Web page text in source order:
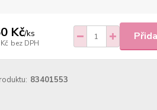
Kč/ks
bez DPH
83401553